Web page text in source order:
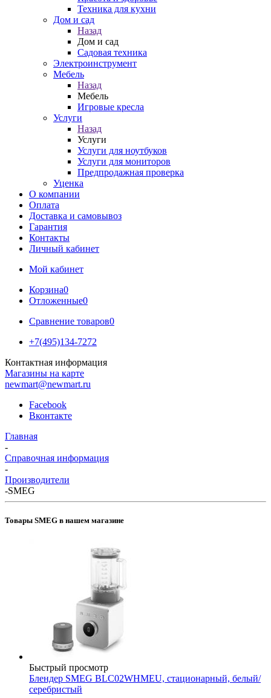
Техника для кухни
Дом и сад
Назад
Дом и сад
Садовая техника
Электроинструмент
Мебель
Назад
Мебель
Игровые кресла
Услуги
Назад
Услуги
Услуги для ноутбуков
Услуги для мониторов
Предпродажная проверка
Уценка
О компании
Оплата
Доставка и самовывоз
Гарантия
Контакты
Личный кабинет
Мой кабинет
Корзина0
Отложенные0
Сравнение товаров0
+7(495)134-7272
Контактная информация
Магазины на карте
newmart@newmart.ru
Facebook
Вконтакте
Главная
-
Справочная информация
-
Производители
-SMEG
Товары SMEG в нашем магазине
Быстрый просмотр
Блендер SMEG BLC02WHMEU, стационарный, белый/
серебристый